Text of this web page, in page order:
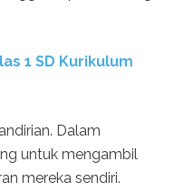
1 SD Kurikulum
Dalam
untuk mengambil
mereka sendiri.